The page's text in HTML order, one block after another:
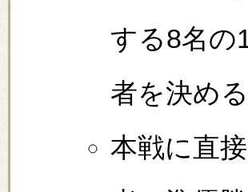
する8名の
者を決める
本戦に直